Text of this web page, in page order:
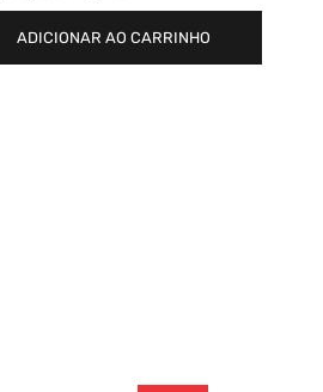
ADICIONAR AO CARRINHO